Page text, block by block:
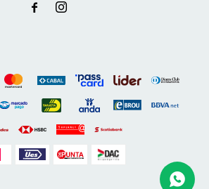
 